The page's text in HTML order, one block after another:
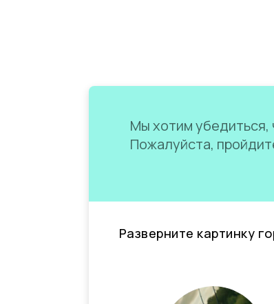
Мы хотим убедиться,
Пожалуйста,
Разверните картинку